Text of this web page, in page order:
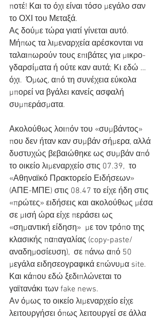
ποτέ! Και το όχι είναι τόσο μεγάλο σαν
το ΟΧΙ του Μεταξά.
Ας δούμε τώρα γιατί γίνεται αυτό.
Μήπως τα λιμεναρχεία αρέσκονται να
ταλαιπωρούν τους επιβάτες για μικρο-
γδαρσίματα ή ούτε καν αυτά; Κι εδώ …
όχι.  Όμως, από τη συνέχεια εύκολα
μπορεί να βγάλει κανείς ασφαλή
συμπεράσματα.
Ακολούθως λοιπόν του «συμβάντος»
που δεν ήταν καν συμβάν σήμερα, αλλά
δυστυχώς βεβαιώθηκε ως συμβάν από
το οικείο λιμεναρχείο στις 07.39,  το
«Αθηναϊκό Πρακτορείο Ειδήσεων»
(ΑΠΕ-ΜΠΕ) στις 08.47 το είχε ήδη στις
«πρώτες» ειδήσεις και ακολούθως μέσα
σε μισή ώρα είχε περάσει ως
«σημαντική είδηση»  με τον τρόπο της
κλασικής παπαγαλίας (copy-paste/
αναδημοσίευση),  σε πάνω από 50
μεγάλα ειδησεογραφικά επώνυμα site.
Και κάπου εδώ ξεδιπλώνεται το
γαϊτανάκι των fake news.
Αν όμως το οικείο λιμεναρχείο είχε
λειτουργήσει όπως λειτουργεί σε άλλα